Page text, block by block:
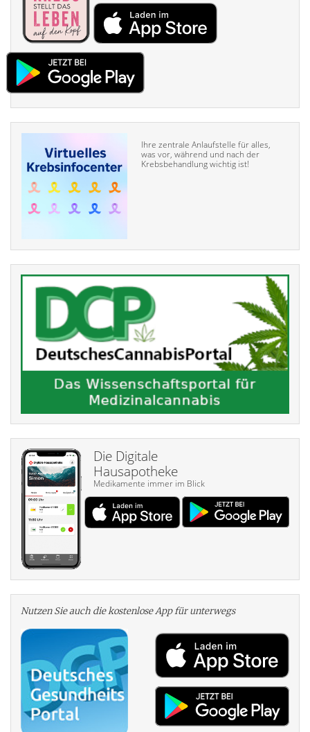
Ihre zentrale Anlaufstelle für alles,
was vor, während und nach der
Krebsbehandlung wichtig ist!
Die Digitale
Hausapotheke
Medikamente immer im Blick
Nutzen Sie auch die kosten­lose App für unterwegs